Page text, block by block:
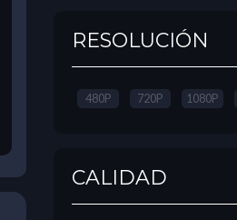
RESOLUCIÓN
480P 720P 1080P
CALIDAD